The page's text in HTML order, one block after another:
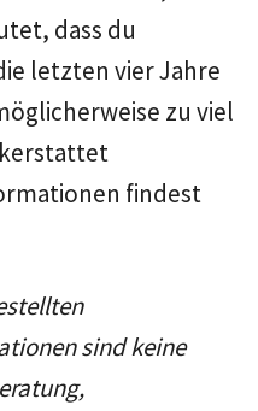
dass du
letzten vier Jahre
zu viel
findest
sind keine